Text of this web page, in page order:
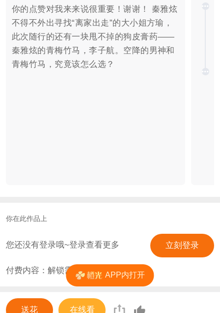
你的点赞对我来来说很重要！谢谢！ 秦雅炫
不得不外出寻找“离家出走”的大小姐方瑜，
此次随行的还有一块甩不掉的狗皮膏药——
秦雅炫的青梅竹马，李子航。空降的男神和
青梅竹马，究竟该怎么选？
你在此作品上
您还没有登录哦~登录查看更多 立刻登录
付费内容：解锁需 0花
送花 在线看
APP内打开